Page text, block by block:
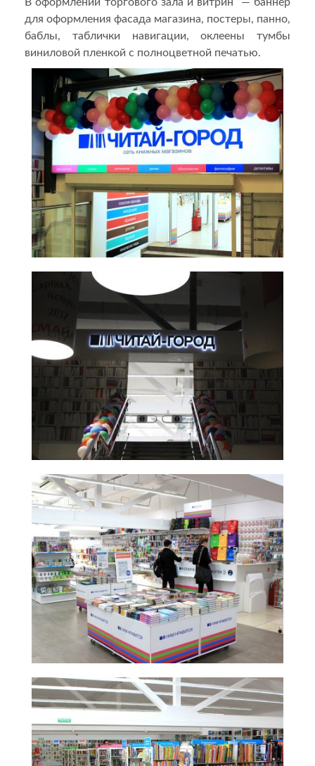
В оформлении торгового зала и витрин — баннер
для оформления фасада магазина, постеры, панно,
баблы, таблички навигации, оклеены тумбы
виниловой пленкой с полноцветной печатью.